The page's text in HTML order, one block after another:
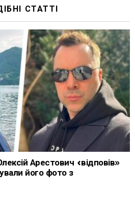
СТАТТІ
Арестович «відповів»
його фото з